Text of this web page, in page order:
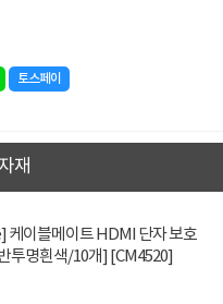
토스페이
재
케이블메이트 HDMI 단자 보호
투명흰색/10개] [CM4520]